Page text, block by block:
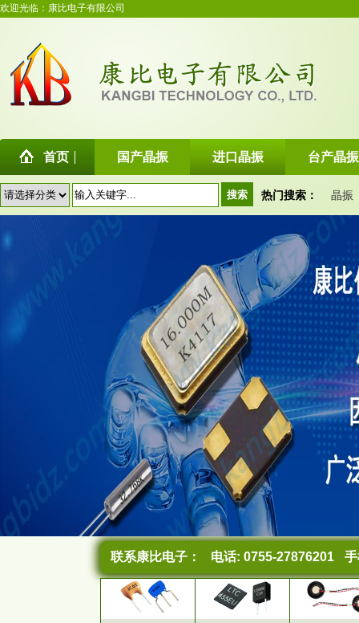
欢迎光临：康比电子有限公司
首页 国产晶振 进口晶振 台产晶振
热门搜索： 晶振
联系康比电子： 电话: 0755-27876201